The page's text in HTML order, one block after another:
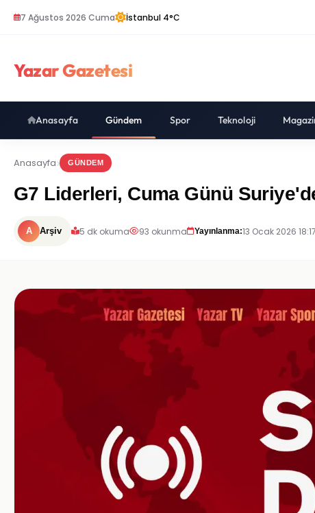
7 Ağustos 2026 Cuma İstanbul 4°C
Yazar Gazetesi
Anasayfa Gündem Spor Teknoloji
Anasayfa GÜNDEM
G7 Liderleri, Cuma Günü
A Arşiv 5 dk okuma 93 okunma Yayınlanma:13 Ocak 2026 18:17